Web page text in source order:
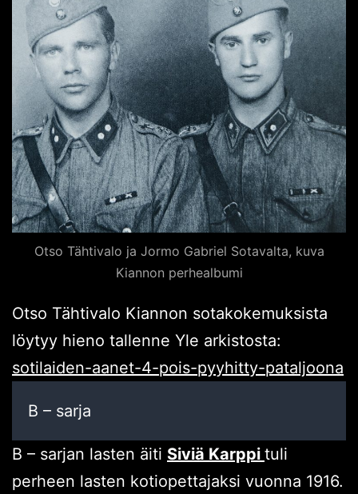
Otso Tähtivalo ja Jormo Gabriel Sotavalta, kuva
Kiannon perhealbumi
Otso Tähtivalo Kiannon sotakokemuksista
löytyy hieno tallenne Yle arkistosta:
sotilaiden-aanet-4-pois-pyyhitty-pataljoona
B – sarja
B – sarjan lasten äiti Siviä Karppi tuli
perheen lasten kotiopettajaksi vuonna 1916.